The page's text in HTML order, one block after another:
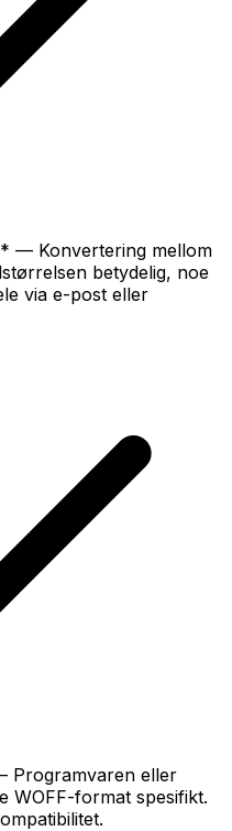
— Konvertering mellom
betydelig, noe
via e-post eller
eller
WOFF-format spesifikt.